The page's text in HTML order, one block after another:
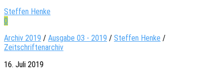
Steffen Henke
0
Archiv 2019 / Ausgabe 03 - 2019 / Steffen Henke /
Zeitschriftenarchiv
16. Juli 2019